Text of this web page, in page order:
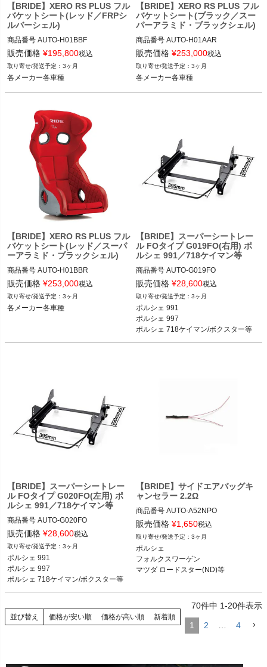
【BRIDE】XERO RS PLUS フル
バケットシート(レッド／FRPシ
ルバーシェル)
商品番号 AUTO-H01BBF
レッド品番：H01AAF
各メーカー各車種
販売価格 ¥195,800税込
3ヶ月
各メーカー各車種
【BRIDE】XERO RS PLUS フル
バケットシート(ブラック／スー
パーアラミド・ブラックシェル)
商品番号 AUTO-H01AAR
ブラック品番：H01AAR
各メーカー各車種
販売価格 ¥253,000税込
3ヶ月
各メーカー各車種
【BRIDE】XERO RS PLUS フル
バケットシート(レッド／スーパ
ーアラミド・ブラックシェル)
商品番号 AUTO-H01BBR
ブラック品番：H01BBR
各メーカー各車種
販売価格 ¥253,000税込
3ヶ月
各メーカー各車種
【BRIDE】スーパーシートレー
ル FOタイプ G019FO(右用) ポ
ルシェ 991／718ケイマン等
商品番号 AUTO-G019FO
メーカー品番：G019FO
各メーカー各車種
販売価格 ¥28,600税込
3ヶ月
ポルシェ 991
ポルシェ 997
ポルシェ 718ケイマン/ボクスター等
【BRIDE】スーパーシートレー
ル FOタイプ G020FO(左用) ポ
ルシェ 991／718ケイマン等
商品番号 AUTO-G020FO
メーカー品番：G020FO
ポルシェ 991 12-19
ポルシェ 997 05-13
ポルシェ 996 98-05
ポルシェ 718ケイマン/ボクスター 16-
16
ポルシェ 987ケイマン/ボクスター 05-
販売価格 ¥28,600税込
3ヶ月
ポルシェ 991
ポルシェ 997
ポルシェ 718ケイマン/ボクスター等
【BRIDE】サイドエアバッグキ
ャンセラー 2.2Ω
商品番号 AUTO-A52NPO
メーカー品番：A52NPO
ポルシェ
フォルクスワーゲン
マツダ ロードスター(ND)等
販売価格 ¥1,650税込
3ヶ月
ポルシェ
フォルクスワーゲン
マツダ ロードスター(ND)等
並び替え 価格が安い順 価格が高い順 新着順
70件中 1-20件表示
1 2 4